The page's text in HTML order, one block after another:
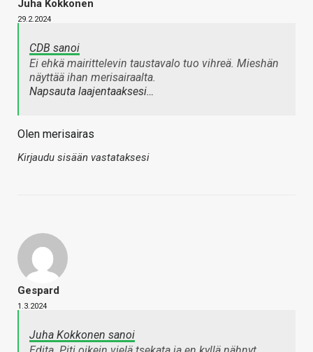
Juha Kokkonen
29.2.2024
CDB sanoi
Ei ehkä mairittelevin taustavalo tuo vihreä. Mieshän
näyttää ihan merisairaalta.
Napsauta laajentaaksesi…
Olen merisairas
Kirjaudu sisään vastataksesi
Gespard
1.3.2024
Juha Kokkonen sanoi